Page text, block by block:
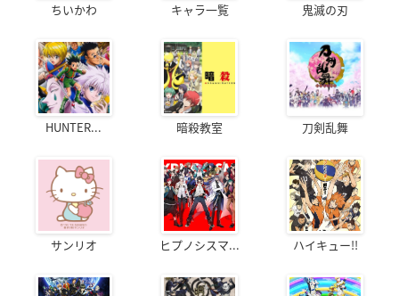
ちいかわ キャラ一覧 鬼滅の刃
HUNTER... 暗殺教室 刀剣乱舞
サンリオ ヒプノシスマ... ハイキュー!!